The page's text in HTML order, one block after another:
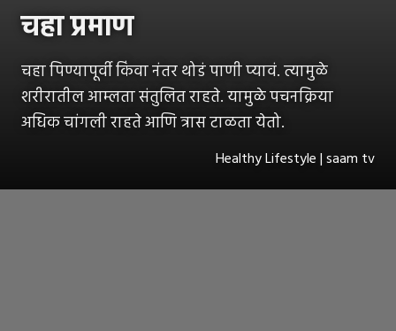
चहा प्रमाण
चहा पिण्यापूर्वी किंवा नंतर थोडं पाणी प्यावं. त्यामुळे
शरीरातील आम्लता संतुलित राहते. यामुळे पचनक्रिया
अधिक चांगली राहते आणि त्रास टाळता येतो.
Healthy Lifestyle | saam tv